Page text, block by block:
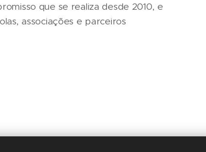
que se realiza desde 2010, e
associações e parceiros